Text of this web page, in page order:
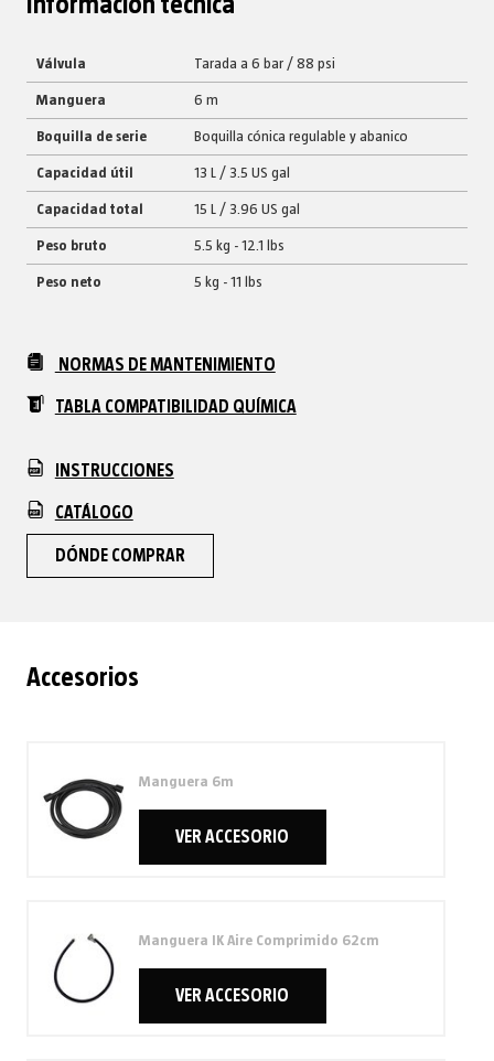
Información técnica
Válvula Tarada a 6 bar / 88 psi
Manguera 6 m
Boquilla de serie Boquilla cónica regulable y abanico
Capacidad útil 13 L / 3.5 US gal
Capacidad total 15 L / 3.96 US gal
Peso bruto 5.5 kg - 12.1 lbs
Peso neto 5 kg - 11 lbs
NORMAS DE MANTENIMIENTO
TABLA COMPATIBILIDAD QUÍMICA
INSTRUCCIONES
CATÁLOGO
DÓNDE COMPRAR
Accesorios
Manguera 6m
VER ACCESORIO
Manguera IK Aire Comprimido 62cm
VER ACCESORIO